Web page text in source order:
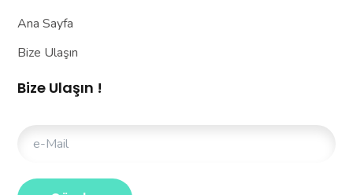
Ana Sayfa
Bize Ulaşın
Bize Ulaşın !